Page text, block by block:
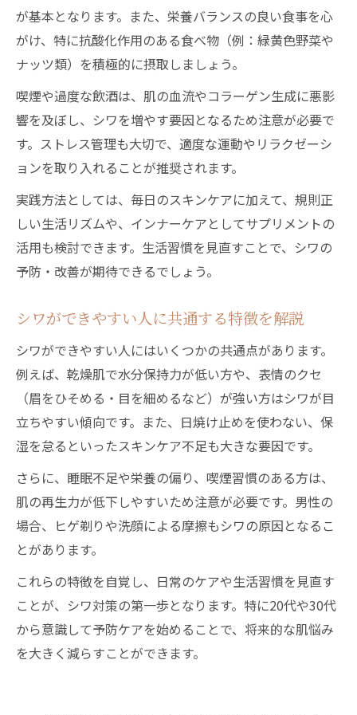
が基本となります。また、栄養バランスの良い食事を心
がけ、特に抗酸化作用のある食べ物（例：緑黄色野菜や
ナッツ類）を積極的に摂取しましょう。
喫煙や過度な飲酒は、肌の血流やコラーゲン生成に悪影
響を及ぼし、シワを増やす要因となるため注意が必要で
す。ストレス管理も大切で、適度な運動やリラクゼーシ
ョンを取り入れることが推奨されます。
実践方法としては、毎日のスキンケアに加えて、規則正
しい生活リズムや、インナーケアとしてサプリメントの
活用も検討できます。生活習慣を見直すことで、シワの
予防・改善が期待できるでしょう。
シワができやすい人に共通する特徴を解説
シワができやすい人にはいくつかの共通点があります。
例えば、乾燥肌で水分保持力が低い方や、表情のクセ
（眉をひそめる・目を細めるなど）が強い方はシワが目
立ちやすい傾向です。また、日焼け止めを使わない、保
湿を怠るといったスキンケア不足も大きな要因です。
さらに、睡眠不足や栄養の偏り、喫煙習慣のある方は、
肌の再生力が低下しやすいため注意が必要です。男性の
場合、ヒゲ剃りや洗顔による摩擦もシワの原因となるこ
とがあります。
これらの特徴を自覚し、日常のケアや生活習慣を見直す
ことが、シワ対策の第一歩となります。特に20代や30代
から意識して予防ケアを始めることで、将来的な肌悩み
を大きく減らすことができます。